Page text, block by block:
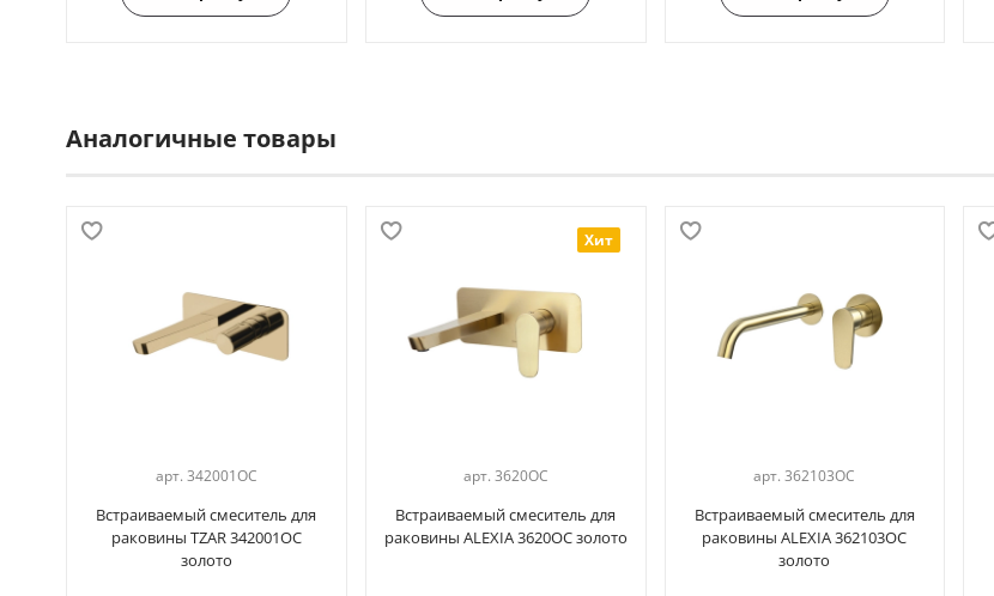
Аналогичные товары
арт. 342001OC
Встраиваемый смеситель для
раковины TZAR 342001OC
золото
Хит
арт. 3620OC
Встраиваемый смеситель для
раковины ALEXIA 3620OC золото
арт.362103OC
Встраиваемый смеситель для
раковины ALEXIA 362103OC
золото